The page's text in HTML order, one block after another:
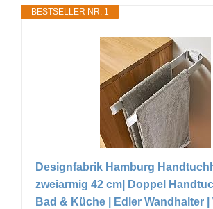
BESTSELLER NR. 1
Designfabrik Hamburg
zweiarmig 42 cm| Doppel
Bad & Küche | Edler Wandhalter |